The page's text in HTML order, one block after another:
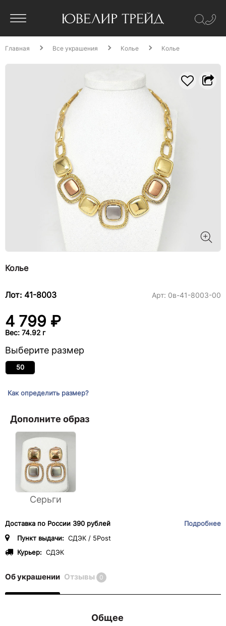
Главная Все украшения Колье Колье
Колье
Лот: 41-8003 Арт: 0в-41-8003-00
4 799 ₽
Вес: 74.92 г
Выберите размер
50
Как определить размер?
Дополните образ
Серьги
Доставка по России 390 рублей
Подробнее
Пункт выдачи: СДЭК / 5Post
Курьер: СДЭК
Об украшении Отзывы 0
Общее